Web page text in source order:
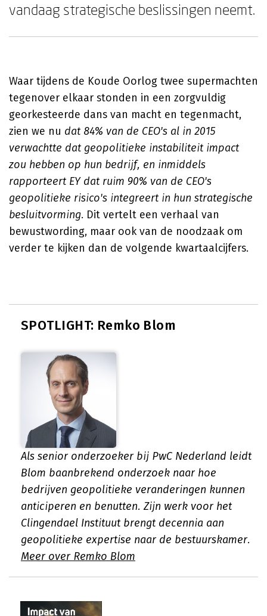
vandaag strategische beslissingen neemt.
Waar tijdens de Koude Oorlog twee supermachten
tegenover elkaar stonden in een zorgvuldig
georkesteerde dans van macht en tegenmacht,
zien we nu dat 84% van de CEO's al in 2015
verwachtte dat geopolitieke instabiliteit impact
zou hebben op hun bedrijf, en inmiddels
rapporteert EY dat ruim 90% van de CEO's
geopolitieke risico's integreert in hun strategische
besluitvorming. Dit vertelt een verhaal van
bewustwording, maar ook van de noodzaak om
verder te kijken dan de volgende kwartaalcijfers.
SPOTLIGHT: Remko Blom
Als senior onderzoeker bij PwC Nederland leidt
Blom baanbrekend onderzoek naar hoe
bedrijven geopolitieke veranderingen kunnen
anticiperen en benutten. Zijn werk voor het
Clingendael Instituut brengt decennia aan
geopolitieke expertise naar de bestuurskamer.
Meer over Remko Blom